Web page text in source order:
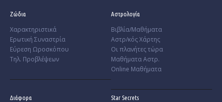
Ζώδια
Χαρακτηριστικά
­Ερωτική Συναστρία
­Εύρεση Ωροσκόπου
Τηλ. Προβλέψεων
Αστρολογία
Βιβλία/Μαθήματα
Αστρ/κός Χάρτης
Οι πλανήτες τώρα
Μαθήματα Αστρ.
Online Μαθήματα
Διάφορα Star Secrets